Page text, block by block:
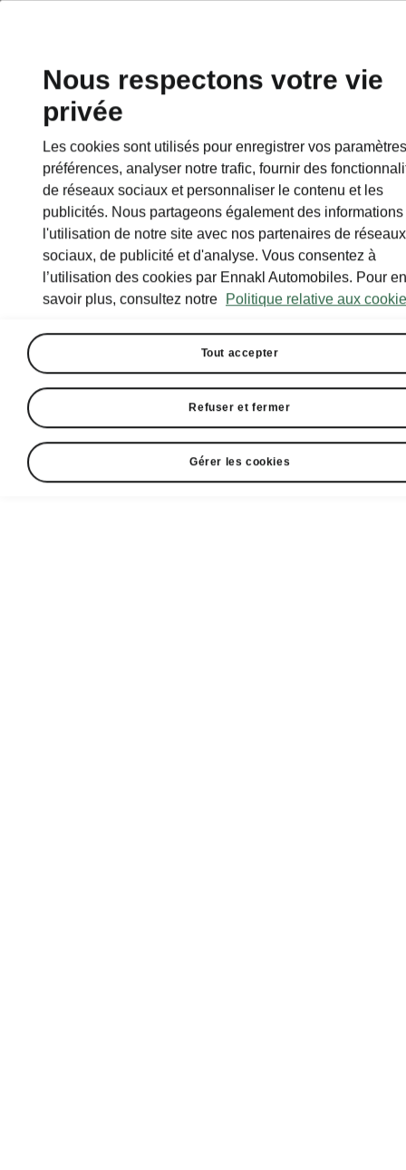
Nous respectons votre vie
privée
Les cookies sont utilisés pour enregistrer vos
préférences, analyser notre trafic, fournir des
de réseaux sociaux et personnaliser le contenu et les
publicités. Nous partageons également des informations
l'utilisation de notre site avec nos partenaires de réseaux
sociaux, de publicité et d'analyse. Vous consentez à
l’utilisation des cookies par Ennakl Automobiles. Pour en
savoir plus, consultez notre Politique relative aux
Tout accepter
Refuser et fermer
Gérer les cookies